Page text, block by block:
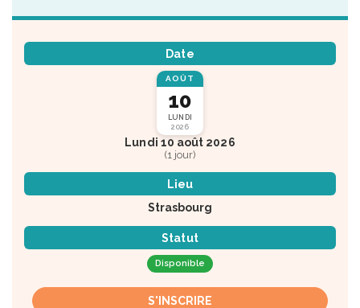
Date
AOÛT
10
LUNDI
2026
Lundi 10 août 2026
(1 jour)
Lieu
Strasbourg
Statut
Disponible
S'INSCRIRE